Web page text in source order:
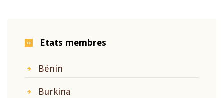
Etats membres
Bénin
Burkina